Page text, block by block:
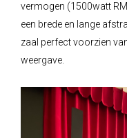
vermogen (1500watt
een brede en lange
zaal perfect voorzien
weergave.